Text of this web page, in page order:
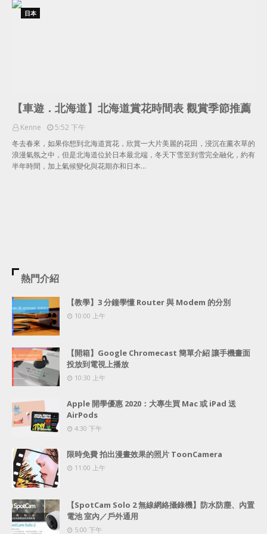
日本
【車遊．北海道】北海道賞花時間表 觀賞季節推薦
Kenne
5:52 下午
冬去春來，如果你想到北海道賞花，欣賞一大片美麗的花田，浸沉在薰衣草的
浪漫氣氛之中，但是北海道位於日本最北端，冬天下雪至到雪完全融化，約有
半年時間，加上氣候變化與花期亦和日本…
熱門介紹
【教學】3 分鐘學懂 Router 與 Modem 的分別
10:00 上午
【開箱】Google Chromecast 簡單介紹 讓手機畫面
投放到電視上播放
10:30 上午
Apple 開學優惠 2020：大專生買 Mac 或 iPad 送
AirPods
4:30 下午
限時免費 拍出漫畫效果的照片 ToonCamera
11:00 上午
【SpotCam Solo 2 無線網絡攝錄機】防水防塵、內置
電池 室內／戶外通用
5:00 下午